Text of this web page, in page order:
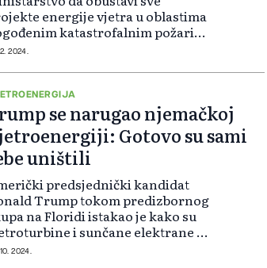
energije vjetra u oblastima
katastrofalnim požarima
godine, kao i u susjednim
populacije ptica. U žalbi se
da p...
2024.
se narugao njemačkoj
Gotovo su sami
uništili
predsjednički kandidat
Trump tokom predizbornog
na Floridi istakao je kako su
i sunčane elektrane u
primjer upozorenja. "Oni
2024.